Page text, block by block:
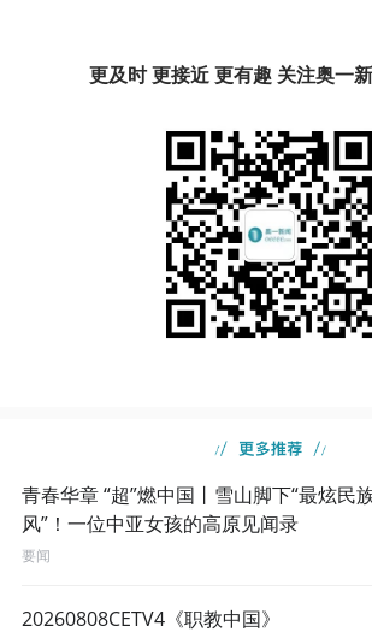
更及时 更接近 更有趣 关注奥一
青春华章 “超”燃中国丨雪山脚下“最炫民
风”！一位中亚女孩的高原见闻录
要闻
20260808CETV4《职教中国》